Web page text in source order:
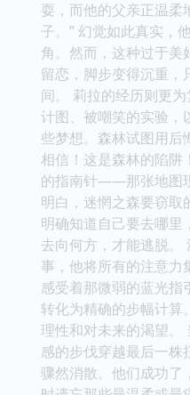
耍，而他的父亲正温柔
子。” 幻觉如此真实，
角。然而，这种过于美
留恋，脚步变得沉重，
间。 莉拉的经历则更
计图、被嘲笑的实验，
些梦想。森林试图用后
相信！这是森林的陷阱
的指南针——那张地图
明白，迷惘之森要窃取
明确知道自己要去哪里
去向何方，才能逃脱。
事，他将所有的注意力
感受着那微弱的蓝光指
转化为精确的步幅计算
理性和对未来的渴望。
感的步伐穿越最后一株
骤然消散。他们成功了